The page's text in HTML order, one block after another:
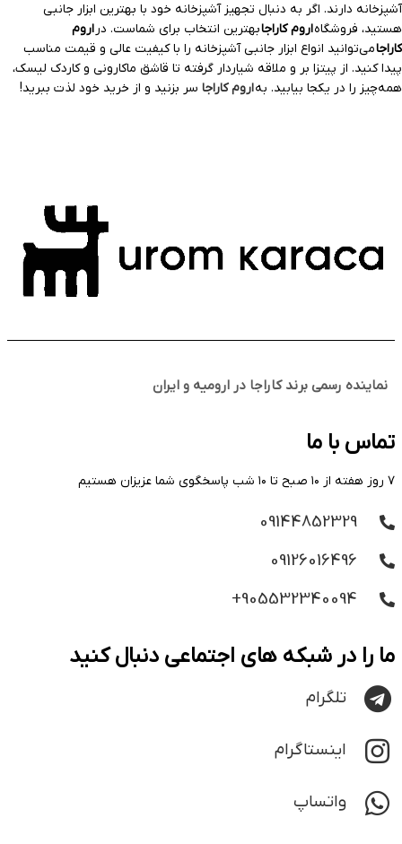
آشپزخانه دارند. اگر به دنبال تجهیز آشپزخانه خود با بهترین ابزار جانبی
هستید، فروشگاهاروم کاراجابهترین انتخاب برای شماست. دراروم
کاراجامی‌توانید انواع ابزار جانبی آشپزخانه را با کیفیت عالی و قیمت مناسب
پیدا کنید. از پیتزا بر و ملاقه شیاردار گرفته تا قاشق ماکارونی و کاردک لیسک،
همه‌چیز را در یکجا بیابید. بهاروم کاراجا سر بزنید و از خرید خود لذت ببرید!
نماینده رسمی برند کاراجا در ارومیه و ایران
تماس با ما
۷ روز هفته از ۱۰ صبح تا ۱۰ شب پاسخگوی شما عزیزان هستیم
09144852329
09126016496
905532340094+
ما را در شبکه های اجتماعی دنبال کنید
تلگرام
اینستاگرام
واتساپ